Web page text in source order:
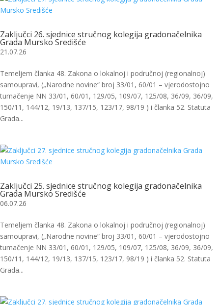
Zaključci 26. sjednice stručnog kolegija gradonačelnika
Grada Mursko Središće
21.07.26
Temeljem članka 48. Zakona o lokalnoj i područnoj (regionalnoj)
samoupravi, („Narodne novine“ broj 33/01, 60/01 – vjerodostojno
tumačenje NN 33/01, 60/01, 129/05, 109/07, 125/08, 36/09, 36/09,
150/11, 144/12, 19/13, 137/15, 123/17, 98/19 ) i članka 52. Statuta
Grada...
Zaključci 25. sjednice stručnog kolegija gradonačelnika
Grada Mursko Središće
06.07.26
Temeljem članka 48. Zakona o lokalnoj i područnoj (regionalnoj)
samoupravi, („Narodne novine“ broj 33/01, 60/01 – vjerodostojno
tumačenje NN 33/01, 60/01, 129/05, 109/07, 125/08, 36/09, 36/09,
150/11, 144/12, 19/13, 137/15, 123/17, 98/19 ) i članka 52. Statuta
Grada...